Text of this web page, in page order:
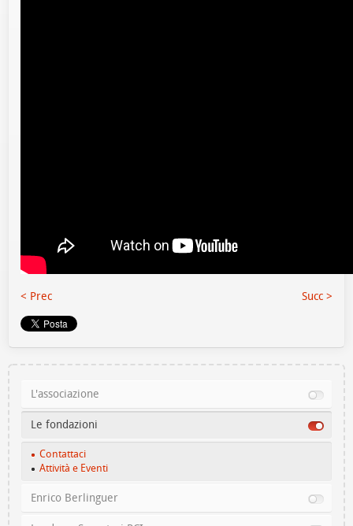
< Prec Succ >
L'associazione
Le fondazioni
Contattaci
Attività e Eventi
Enrico Berlinguer